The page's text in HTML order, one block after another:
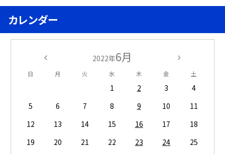
カレンダー
2022年6月
日 月 火 水 木 金 土
1 2 3
4
5
6 7 8 9 10
11
12
13 14 15 16 17
18
19
20 21 22 23 24
25